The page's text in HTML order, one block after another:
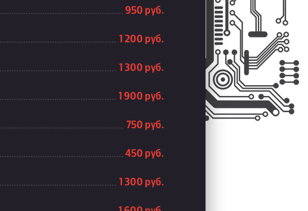
950 руб.
1 200 руб.
1 300 руб.
1 900 руб.
750 руб.
450 руб.
1 300 руб.